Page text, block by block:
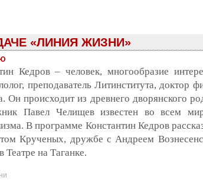
«ЛИНИЯ ЖИЗНИ»
Кедров – человек, многообразие
преподаватель Литинститута, доктор
Он происходит из древнего дворянского
Павел Челищев известен во всем
В программе Константин Кедров
Крученых, дружбе с Андреем
Театре на Таганке.